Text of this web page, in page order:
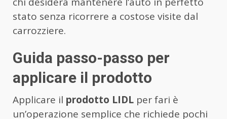
stato senza ricorrere a costose visite dal
carrozziere.
Guida passo-passo per
applicare il prodotto
Applicare il prodotto LIDL per fari è
un’operazione semplice che richiede pochi